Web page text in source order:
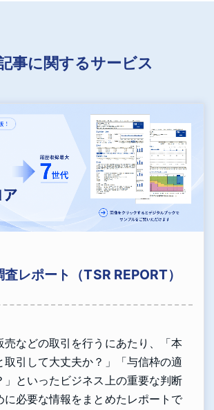
事に関するサービス
レポート（TSR REPORT）
売などの取引を行うにあたり、「本
取引して大丈夫か？」「与信枠の適
」といったビジネス上の重要な判断
に必要な情報をまとめたレポートで